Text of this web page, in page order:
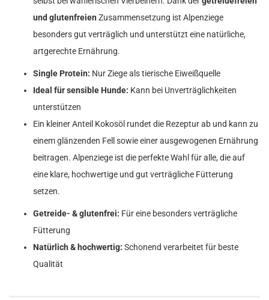
und glutenfreien Zusammensetzung ist Alpenziege
besonders gut verträglich und unterstützt eine natürliche,
artgerechte Ernährung.
Single Protein: Nur Ziege als tierische Eiweißquelle
Ideal für sensible Hunde: Kann bei Unverträglichkeiten
unterstützen
Ein kleiner Anteil Kokosöl rundet die Rezeptur ab und kann zu
einem glänzenden Fell sowie einer ausgewogenen Ernährung
beitragen. Alpenziege ist die perfekte Wahl für alle, die auf
eine klare, hochwertige und gut verträgliche Fütterung
setzen.
Getreide- & glutenfrei: Für eine besonders verträgliche
Fütterung
Natürlich & hochwertig: Schonend verarbeitet für beste
Qualität